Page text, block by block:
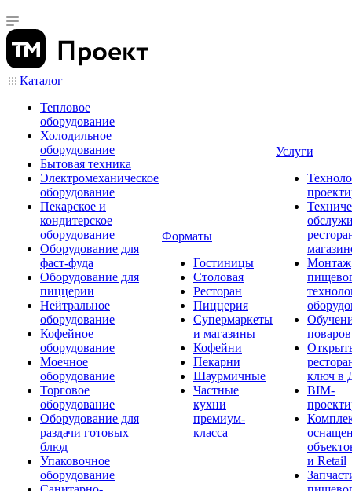
Каталог
Тепловое
оборудование
Холодильное
оборудование
Бытовая техника
Электромеханическое
оборудование
Пекарское и
кондитерское
оборудование
Оборудование для
фаст-фуда
Оборудование для
пиццерии
Нейтральное
оборудование
Кофейное
оборудование
Моечное
оборудование
Торговое
оборудование
Оборудование для
раздачи готовых
блюд
Упаковочное
оборудование
Форматы
Гостиницы
Столовая
Ресторан
Пиццерия
Супермаркеты
и магазины
Кофейни
Пекарни
Шаурмичные
Частные
кухни
премиум-
класса
Услуги
Монтаж
поваров
ключ в
BIM-
и Retail